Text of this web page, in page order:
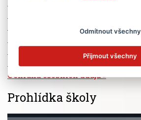
Volná pracovní místa
Zřizovatel školy (MČ Praha 6)
Ochrana osobních údajů
Prohlídka školy
Odmítnout všechny
Přijmout všechny